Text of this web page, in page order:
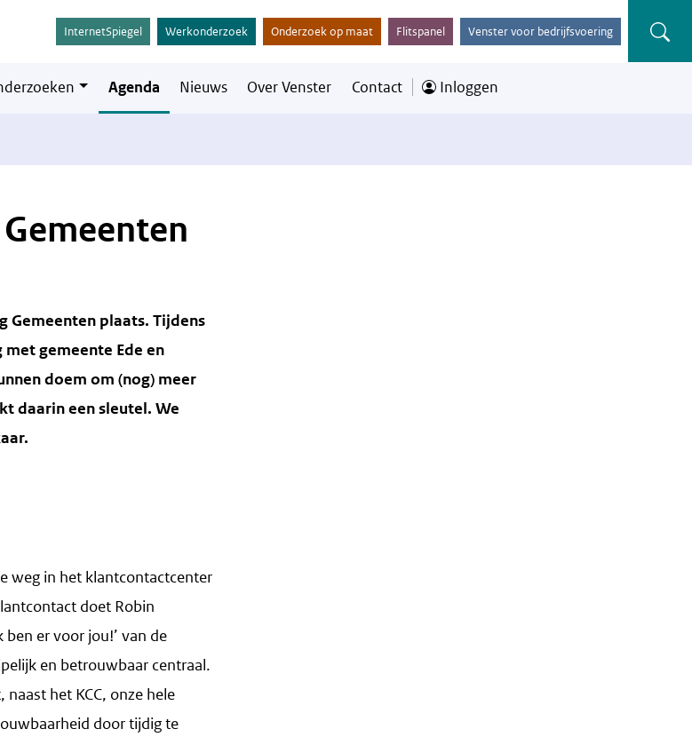
InternetSpiegel Werkonderzoek Onderzoek op maat Flitspanel Venster voor bedrijfsvoering
Agenda Nieuws Over Venster Contact Inloggen
Gemeenten plaats. Tijdens
gemeente Ede en
doem om (nog) meer
daarin een sleutel. We
weg in het klantcontactcenter
doet Robin
er voor jou!’ van de
en betrouwbaar centraal.
het KCC, onze hele
door tijdig te